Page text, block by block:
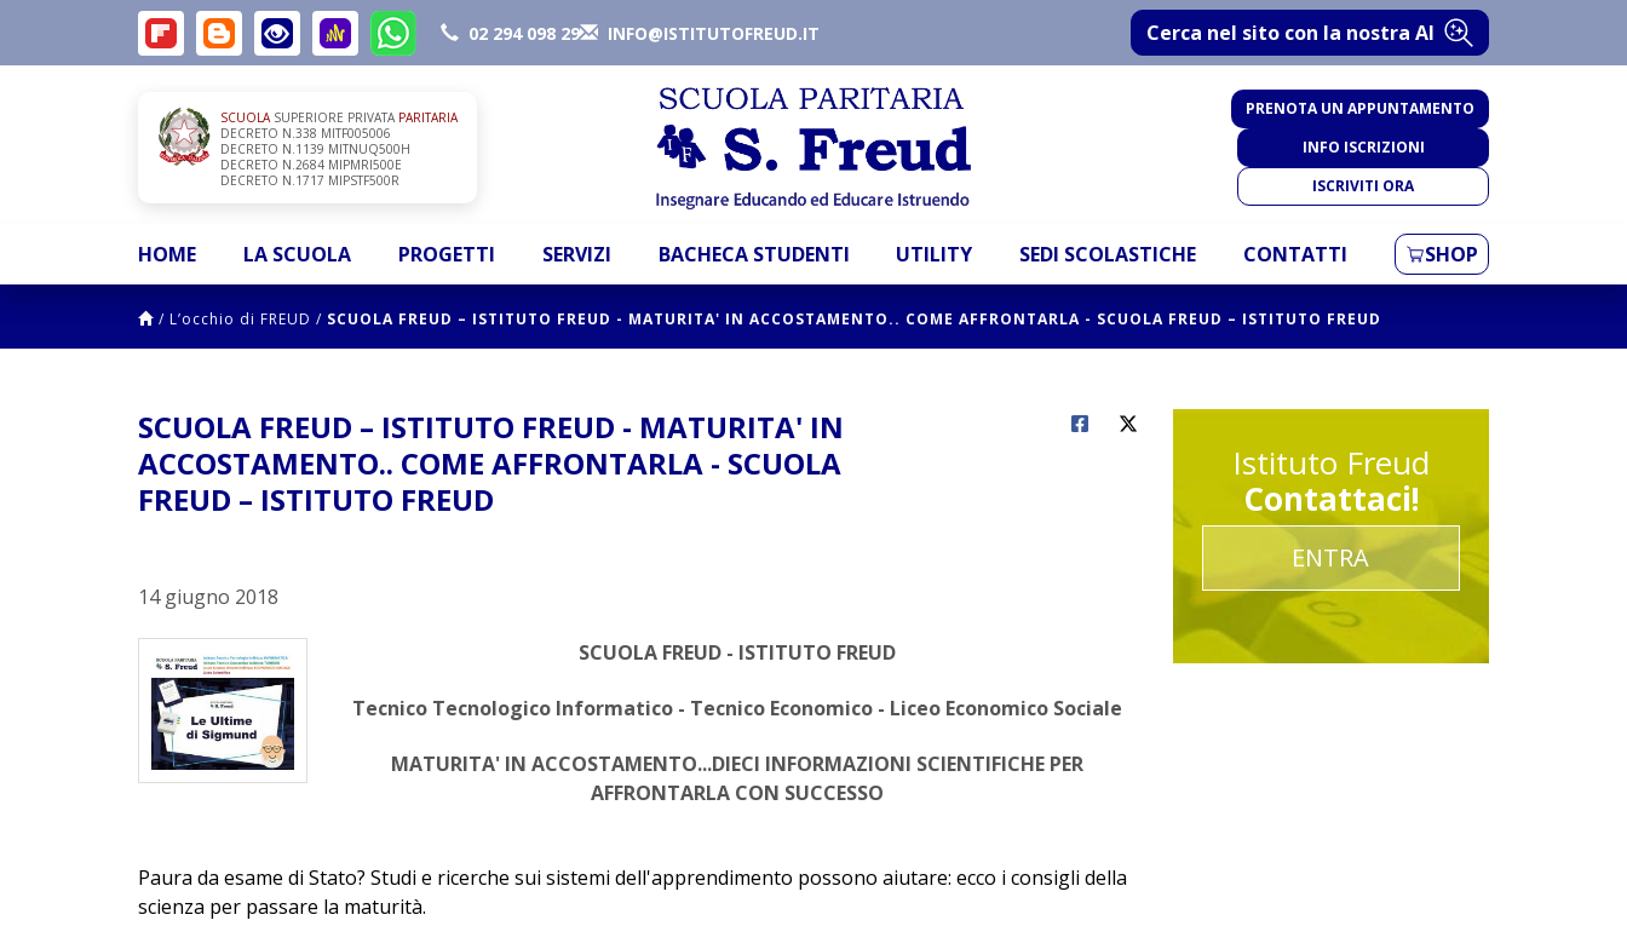
02 294 098 29 INFO@ISTITUTOFREUD.IT Cerca nel sito con la nostra AI
SCUOLASUPERIORE PRIVATA PARITARIA
DECRETO N.338 MITF005006
DECRETO N.1139 MITNUQ500H
DECRETO N.2684 MIPMRI500E
DECRETO N.1717 MIPSTF500R
PRENOTA UN APPUNTAMENTO
INFO ISCRIZIONI
ISCRIVITI ORA
HOME LA SCUOLA PROGETTI SERVIZI BACHECA STUDENTI UTILITY SEDI SCOLASTICHE CONTATTI SHOP
/ L’occhio di FREUD / SCUOLA FREUD – ISTITUTO FREUD - MATURITA' IN ACCOSTAMENTO.. COME AFFRONTARLA - SCUOLA FREUD – ISTITUTO FREUD
SCUOLA FREUD – ISTITUTO FREUD - MATURITA' IN
ACCOSTAMENTO.. COME AFFRONTARLA - SCUOLA
FREUD – ISTITUTO FREUD
14 giugno 2018
SCUOLA FREUD - ISTITUTO FREUD
Tecnico Tecnologico Informatico - Tecnico Economico - Liceo Economico Sociale
MATURITA' IN ACCOSTAMENTO...DIECI INFORMAZIONI SCIENTIFICHE PER
AFFRONTARLA CON SUCCESSO
Paura da esame di Stato? Studi e ricerche sui sistemi dell'apprendimento possono aiutare: ecco i consigli della
scienza per passare la maturità.
Istituto Freud
Contattaci!
ENTRA